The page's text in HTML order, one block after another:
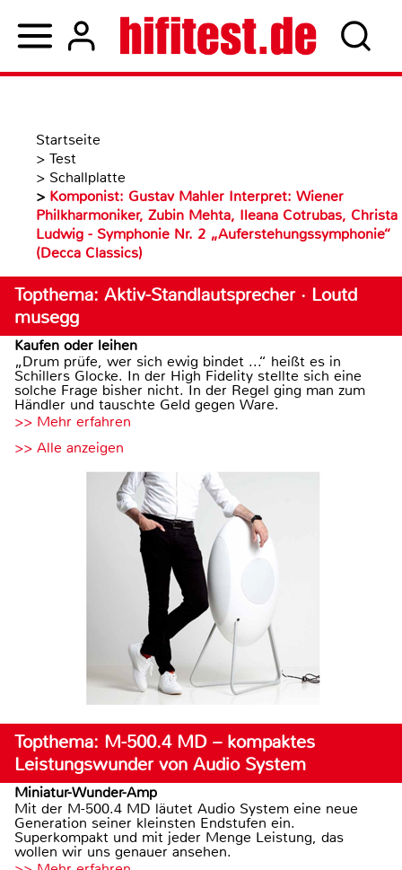
Startseite
> Test
> Schallplatte
> Komponist: Gustav Mahler Interpret: Wiener
Philkharmoniker, Zubin Mehta, Ileana Cotrubas, Christa
Ludwig - Symphonie Nr. 2 „Auferstehungssymphonie“
(Decca Classics)
Topthema: Aktiv-Standlautsprecher · Loutd
musegg
Kaufen oder leihen
„Drum prüfe, wer sich ewig bindet ...“ heißt es in
Schillers Glocke. In der High Fidelity stellte sich eine
solche Frage bisher nicht. In der Regel ging man zum
Händler und tauschte Geld gegen Ware.
>> Mehr erfahren
>> Alle anzeigen
Topthema: M-500.4 MD – kompaktes
Leistungswunder von Audio System
Miniatur-Wunder-Amp
Mit der M-500.4 MD läutet Audio System eine neue
Generation seiner kleinsten Endstufen ein.
Superkompakt und mit jeder Menge Leistung, das
wollen wir uns genauer ansehen.